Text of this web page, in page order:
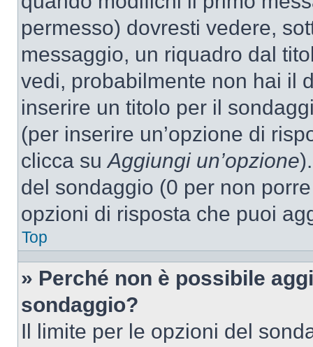
permesso) dovresti vedere,
messaggio, un riquadro dal
vedi, probabilmente non hai il
inserire un titolo per il
(per inserire un’opzione di
clicca suAggiungi un’opzione
del sondaggio (0 per non
opzioni di risposta che puoi
Top
» Perché non è possibile
sondaggio?
Il limite per le opzioni del